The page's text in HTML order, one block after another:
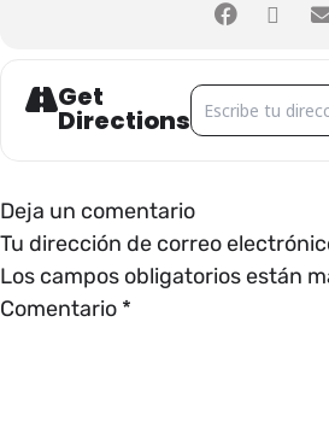
Get
Directions
Address -
Deja un comentario
Tu dirección de correo
Los campos obligatorios están
Comentario *